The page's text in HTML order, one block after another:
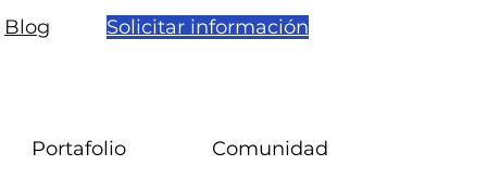
Blog Solicitar información
Portafolio Comunidad